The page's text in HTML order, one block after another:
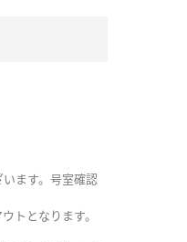
ます。号室確認
トとなります。